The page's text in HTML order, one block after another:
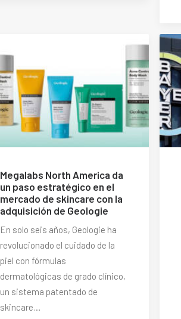
Megalabs North America da
un paso estratégico en el
mercado de skincare con la
adquisición de Geologie
En solo seis años, Geologie ha
revolucionado el cuidado de la
piel con fórmulas
dermatológicas de grado clínico,
un sistema patentado de
skincare…